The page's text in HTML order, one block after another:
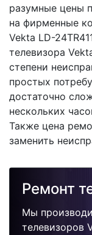
разумные цены
на фирменные
Vekta LD-
телевизора
степени
простых
достаточно
нескольких
Также цена
заменить
Ремонт
Мы
телевизоров